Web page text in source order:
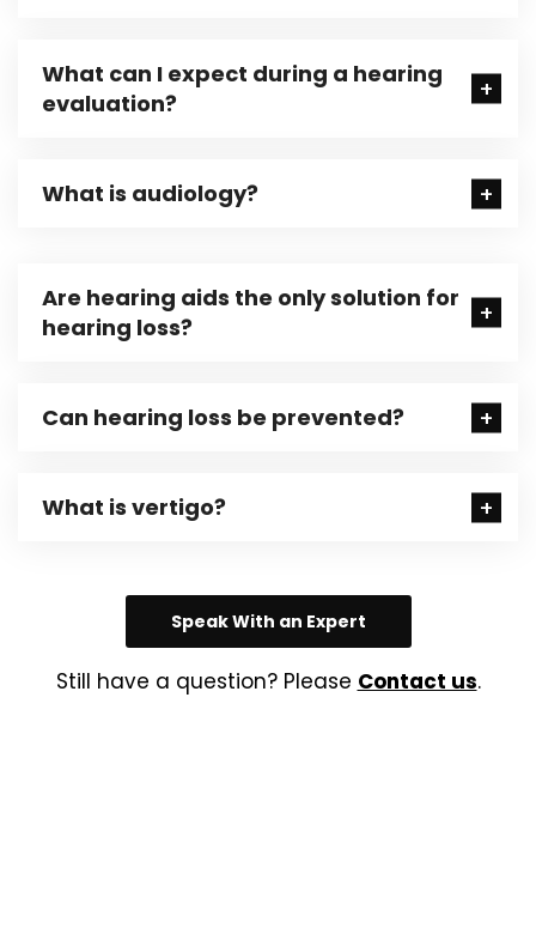
What can I expect during a hearing
evaluation?
What is audiology?
Are hearing aids the only solution for
hearing loss?
Can hearing loss be prevented?
What is vertigo?
Speak With an Expert
Still have a question? Please Contact us.